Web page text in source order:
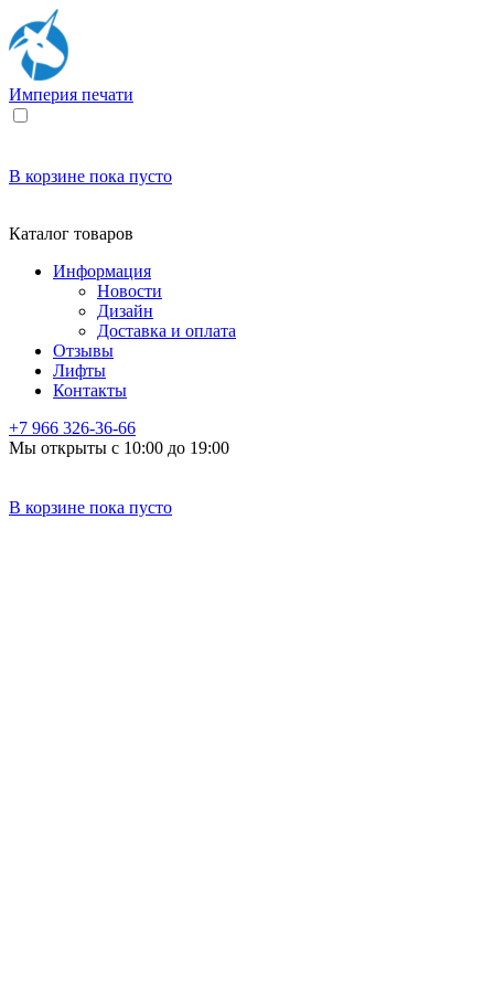
Империя печати
В корзине пока пусто
Каталог товаров
Информация
Новости
Дизайн
Доставка и оплата
Отзывы
Лифты
Контакты
+7 966 326-36-66
Мы открыты с 10:00 до 19:00
В корзине пока пусто